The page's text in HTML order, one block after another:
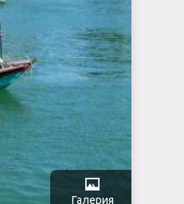
Галерия